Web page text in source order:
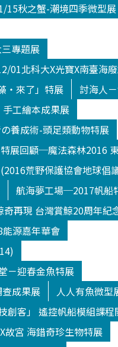
15秋之蟹-潮境四季微型展
專題展
01北科大X光寶X南臺海
‧來了」特展
討海人
手工繪本成果展
養成術-頭足類動物特展
特展回顧─魔法森林2016
荒野保護協會地球倡
航海夢工場─2017帆船
奇再現 台灣賞鯨20周年紀
源嘉年華會
－迎春金魚特展
成果展
人人有魚微型
技創客」 遙控帆船模組課
宮 海錯奇珍生物特展